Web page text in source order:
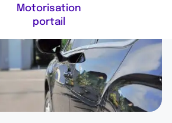
Motorisation
portail